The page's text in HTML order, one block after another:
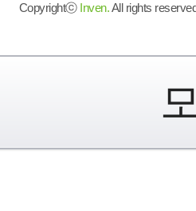
Copyrightⓒ Inven.All rights